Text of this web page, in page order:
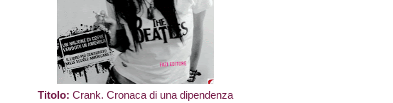
Titolo: Crank. Cronaca di una dipendenza